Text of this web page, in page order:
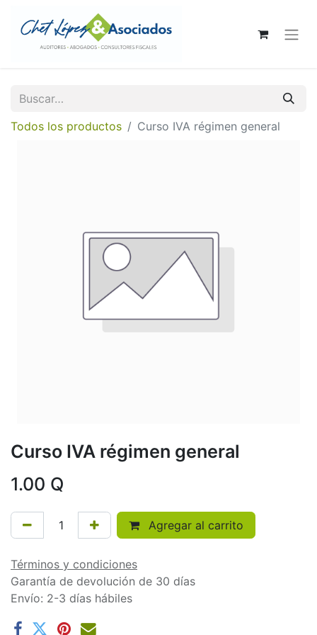
Todos los productos Curso IVA régimen general
Curso IVA régimen general
1.00 Q
Agregar al carrito
Términos y condiciones
Garantía de devolución de 30 días
Envío: 2-3 días hábiles